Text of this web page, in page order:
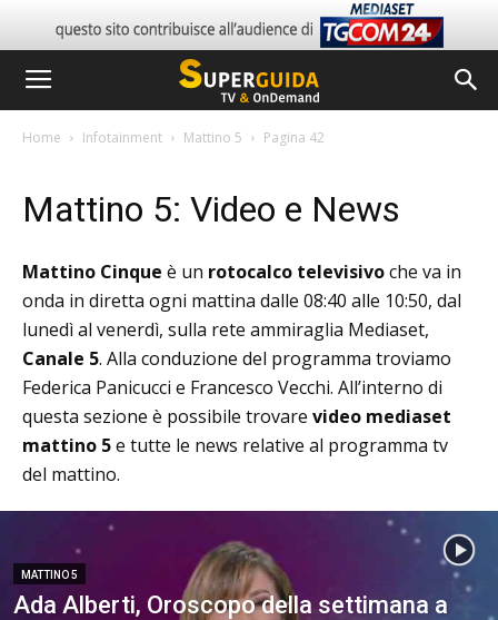
Home Infotainment Mattino 5 Pagina 42
Mattino 5: Video e News
Mattino Cinque è un rotocalco televisivoche va in
onda in diretta ogni mattina dalle 08:40 alle 10:50, dal
lunedì al venerdì, sulla rete ammiraglia Mediaset,
Canale 5. Alla conduzione del programma troviamo
Federica Panicucci e Francesco Vecchi. All’interno di
questa sezione è possibile trovare video mediaset
mattino 5e tutte le news relative al programma tv
del mattino.
MATTINO 5
Ada Alberti, Oroscopo della settimana a